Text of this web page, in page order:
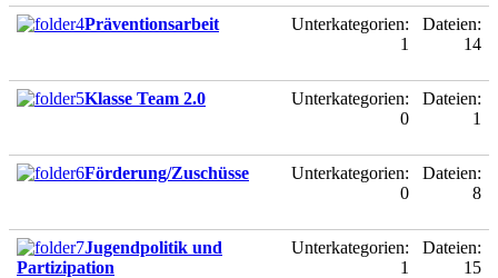
Präventionsarbeit
Unterkategorien:
1
Dateien:
14
Klasse Team 2.0
Unterkategorien:
0
Dateien:
1
Förderung/Zuschüsse
Unterkategorien:
0
Dateien:
8
Jugendpolitik und
Partizipation
Unterkategorien:
1
Dateien:
15